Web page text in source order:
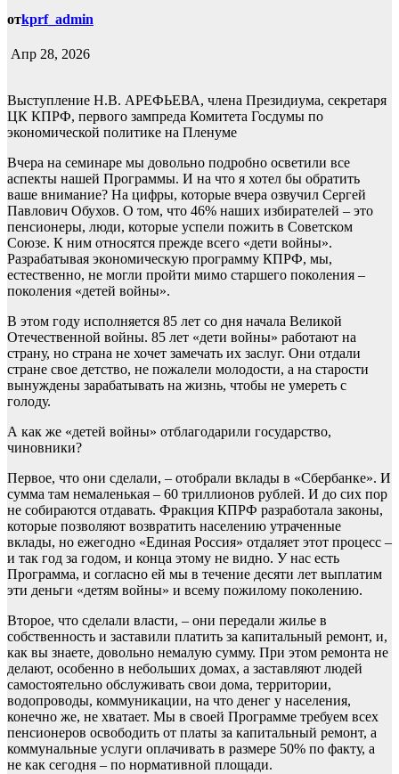
отkprf_admin
Апр 28, 2026
Выступление Н.В. АРЕФЬЕВА, члена Президиума, секретаря
ЦК КПРФ, первого зампреда Комитета Госдумы по
экономической политике на Пленуме
Вчера на семинаре мы довольно подробно осветили все
аспекты нашей Программы. И на что я хотел бы обратить
ваше внимание? На цифры, которые вчера озвучил Сергей
Павлович Обухов. О том, что 46% наших избирателей – это
пенсионеры, люди, которые успели пожить в Советском
Союзе. К ним относятся прежде всего «дети войны».
Разрабатывая экономическую программу КПРФ, мы,
естественно, не могли пройти мимо старшего поколения –
поколения «детей войны».
В этом году исполняется 85 лет со дня начала Великой
Отечественной войны. 85 лет «дети войны» работают на
страну, но страна не хочет замечать их заслуг. Они отдали
стране свое детство, не пожалели молодости, а на старости
вынуждены зарабатывать на жизнь, чтобы не умереть с
голоду.
А как же «детей войны» отблагодарили государство,
чиновники?
Первое, что они сделали, – отобрали вклады в «Сбербанке». И
сумма там немаленькая – 60 триллионов рублей. И до сих пор
не собираются отдавать. Фракция КПРФ разработала законы,
которые позволяют возвратить населению утраченные
вклады, но ежегодно «Единая Россия» отдаляет этот процесс –
и так год за годом, и конца этому не видно. У нас есть
Программа, и согласно ей мы в течение десяти лет выплатим
эти деньги «детям войны» и всему пожилому поколению.
Второе, что сделали власти, – они передали жилье в
собственность и заставили платить за капитальный ремонт, и,
как вы знаете, довольно немалую сумму. При этом ремонта не
делают, особенно в небольших домах, а заставляют людей
самостоятельно обслуживать свои дома, территории,
водопроводы, коммуникации, на что денег у населения,
конечно же, не хватает. Мы в своей Программе требуем всех
пенсионеров освободить от платы за капитальный ремонт, а
коммунальные услуги оплачивать в размере 50% по факту, а
не как сегодня – по нормативной площади.